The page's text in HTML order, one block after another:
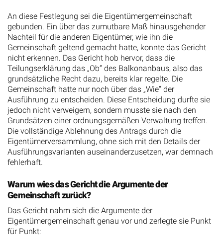
An diese Festlegung sei die Eigentümergemeinschaft
gebunden. Ein über das zumutbare Maß hinausgehender
Nachteil für die anderen Eigentümer, wie ihn die
Gemeinschaft geltend gemacht hatte, konnte das Gericht
nicht erkennen. Das Gericht hob hervor, dass die
Teilungserklärung das „Ob“ des Balkonanbaus, also das
grundsätzliche Recht dazu, bereits klar regelte. Die
Gemeinschaft hatte nur noch über das „Wie“ der
Ausführung zu entscheiden. Diese Entscheidung durfte sie
jedoch nicht verweigern, sondern musste sie nach den
Grundsätzen einer ordnungsgemäßen Verwaltung treffen.
Die vollständige Ablehnung des Antrags durch die
Eigentümerversammlung, ohne sich mit den Details der
Ausführungsvarianten auseinanderzusetzen, war demnach
fehlerhaft.
Warum wies das Gericht die Argumente der
Gemeinschaft zurück?
Das Gericht nahm sich die Argumente der
Eigentümergemeinschaft genau vor und zerlegte sie Punkt
für Punkt: